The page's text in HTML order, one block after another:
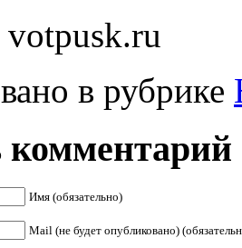
в рубрике
комментарий
Имя (обязательно)
Mail (не будет опубликовано)